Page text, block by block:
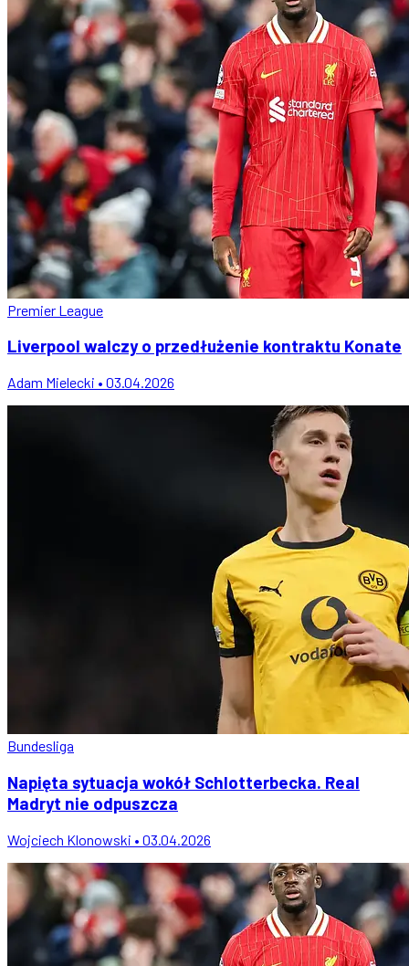
Premier League
Liverpool walczy o przedłużenie kontraktu Konate
Adam Mielecki • 03.04.2026
Bundesliga
Napięta sytuacja wokół Schlotterbecka. Real
Madryt nie odpuszcza
Wojciech Klonowski • 03.04.2026